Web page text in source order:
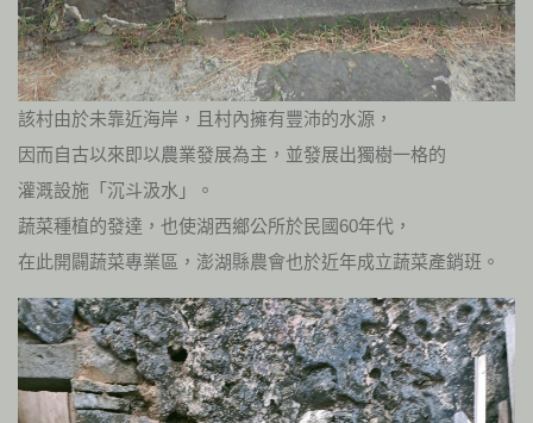
該村由於未靠近海岸，且村內擁有豐沛的水源，
因而自古以來即以農業發展為主，並發展出獨樹一格的
灌溉設施「沉斗汲水」。
蔬菜種植的發達，也使湖西鄉公所於民國60年代，
在此開闢蔬菜專業區，澎湖縣農會也於近年成立蔬菜產銷班。